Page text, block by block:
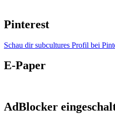
Pinterest
Schau dir subcultures Profil bei
E-Paper
AdBlocker